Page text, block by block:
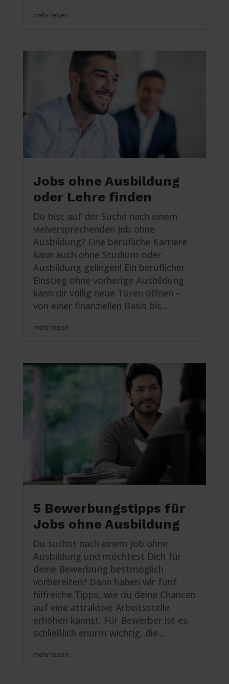
mehr lesen
Jobs ohne Ausbildung
oder Lehre finden
Du bist auf der Suche nach einem
vielversprechenden Job ohne
Ausbildung? Eine berufliche Karriere
kann auch ohne Studium oder
Ausbildung gelingen! Ein beruflicher
Einstieg ohne vorherige Ausbildung
kann dir völlig neue Türen öffnen –
von einer finanziellen Basis bis...
mehr lesen
5 Bewerbungstipps für
Jobs ohne Ausbildung
Du suchst nach einem Job ohne
Ausbildung und möchtest Dich für
deine Bewerbung bestmöglich
vorbereiten? Dann haben wir fünf
hilfreiche Tipps, wie du deine Chancen
auf eine attraktive Arbeitsstelle
erhöhen kannst. Für Bewerber ist es
schließlich enorm wichtig, die...
mehr lesen